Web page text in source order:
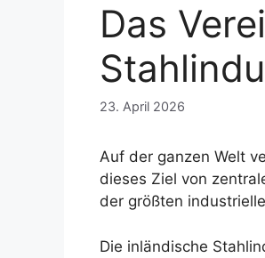
Das
23. April 2026
Auf der ganzen Welt
dieses Ziel von
der größten
Die inländische